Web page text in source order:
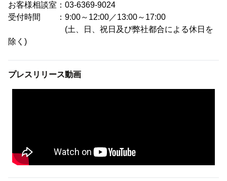
お客様相談室：03-6369-9024
受付時間 ：9:00～12:00／13:00～17:00
(土、日、祝日及び弊社都合による休日を
除く)
プレスリリース動画